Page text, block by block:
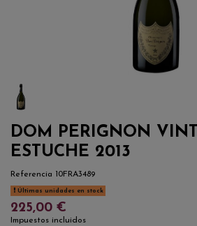
DOM PERIGNON
ESTUCHE 2013
Referencia 10FRA3489
Últimas unidades en stock
225,00 €
Impuestos incluidos